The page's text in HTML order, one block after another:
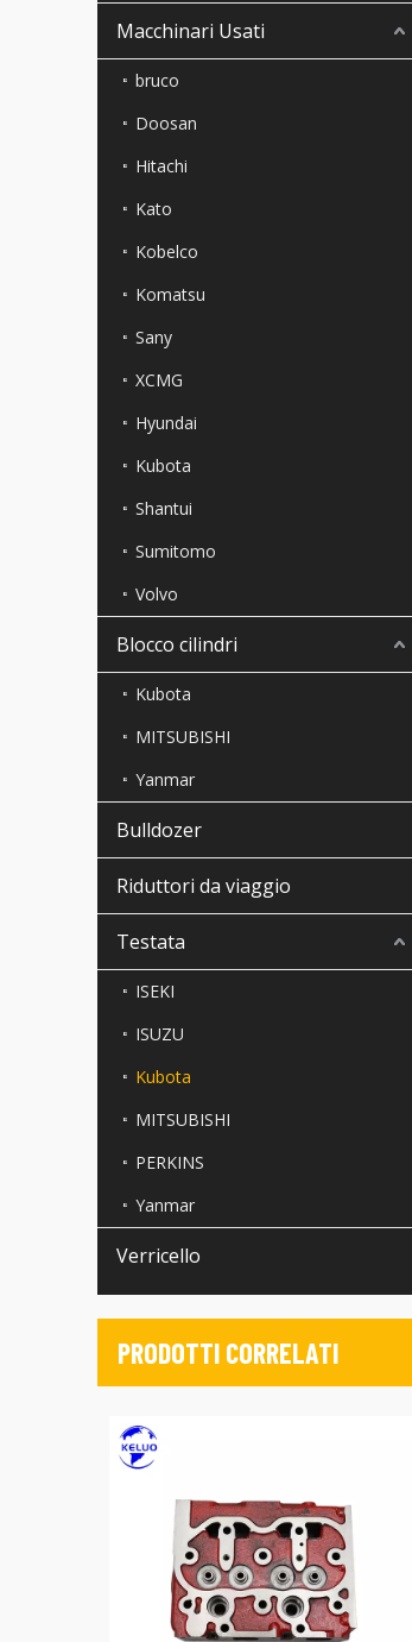
Macchinari Usati
bruco
Doosan
Hitachi
Kato
Kobelco
Komatsu
Sany
XCMG
Hyundai
Kubota
Shantui
Sumitomo
Volvo
Blocco cilindri
Kubota
MITSUBISHI
Yanmar
Bulldozer
Riduttori da viaggio
Testata
ISEKI
ISUZU
Kubota
MITSUBISHI
PERKINS
Yanmar
Verricello
PRODOTTI CORRELATI